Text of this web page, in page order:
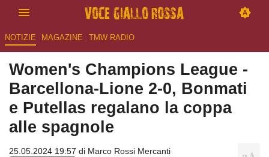
NOTIZIE MAGAZINE TMW RADIO
Women's Champions League -
Barcellona-Lione 2-0, Bonmati
e Putellas regalano la coppa
alle spagnole
25.05.2024 19:57 di Marco Rossi Mercanti